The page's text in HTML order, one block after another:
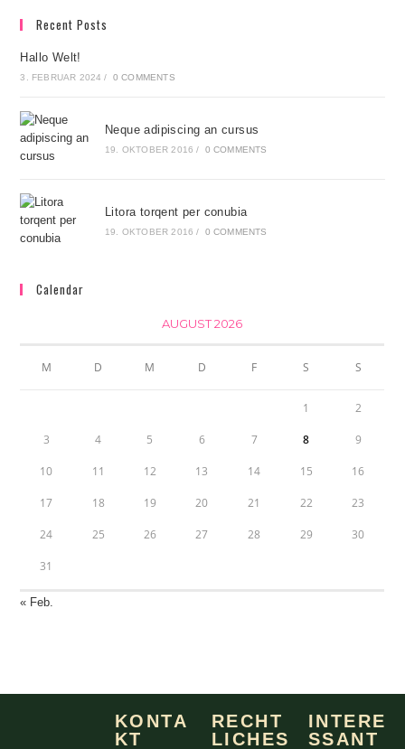
Recent Posts
Hallo Welt!
3. FEBRUAR 2024 / 0 COMMENTS
Neque adipiscing an cursus
19. OKTOBER 2016 / 0 COMMENTS
Litora torqent per conubia
19. OKTOBER 2016 / 0 COMMENTS
Calendar
AUGUST 2026
M D M D F S S
1 2
3 4 5 6 7 8 9
10 11 12 13 14 15 16
17 18 19 20 21 22 23
24 25 26 27 28 29 30
31
« Feb.
KONTA
KT
RECHT
LICHES
INTERE
SSANT